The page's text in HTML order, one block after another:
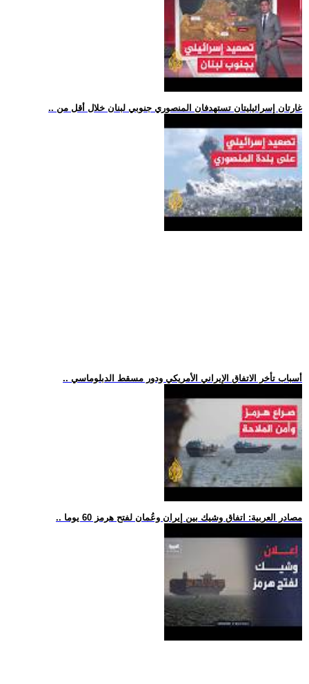
.. غارتان إسرائيليتان تستهدفان المنصوري جنوبي لبنان خلال أقل من
.. أسباب تأخر الاتفاق الإيراني الأمريكي ودور مسقط الدبلوماسي
.. مصادر العربية: اتفاق وشيك بين إيران وعُمان لفتح هرمز 60 يوما